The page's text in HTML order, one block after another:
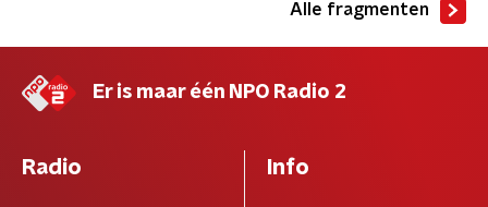
Alle fragmenten
Er is maar één NPO Radio 2
Radio Info